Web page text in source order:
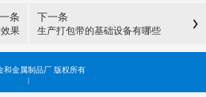
一条
果
下一条
生产打包带的基础设备有哪些
和金属制品厂 版权所有
|